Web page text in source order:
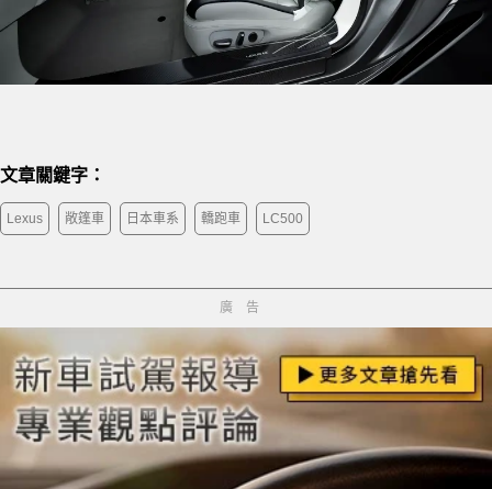
文章關鍵字：
Lexus 敞篷車 日本車系 轎跑車 LC500
廣告